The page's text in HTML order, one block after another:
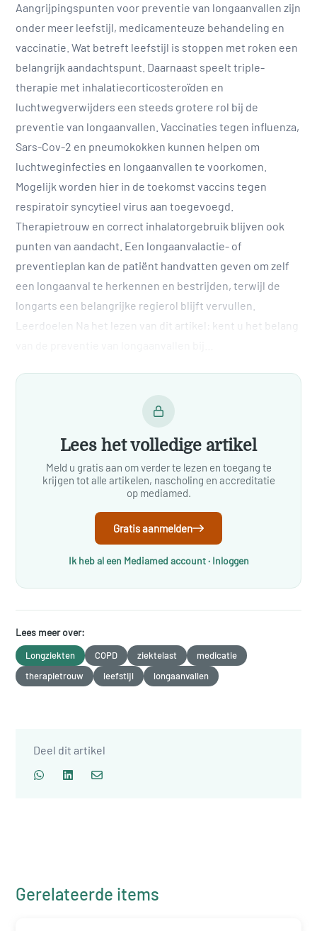
Aangrijpingspunten voor preventie van longaanvallen zijn
onder meer leefstijl, medicamenteuze behandeling en
vaccinatie. Wat betreft leefstijl is stoppen met roken een
belangrijk aandachtspunt. Daarnaast speelt triple-
therapie met inhalatiecorticosteroïden en
luchtwegverwijders een steeds grotere rol bij de
preventie van longaanvallen. Vaccinaties tegen influenza,
Sars-Cov-2 en pneumokokken kunnen helpen om
luchtweginfecties en longaanvallen te voorkomen.
Mogelijk worden hier in de toekomst vaccins tegen
respiratoir syncytieel virus aan toegevoegd.
Therapietrouw en correct inhalatorgebruik blijven ook
punten van aandacht. Een longaanvalactie- of
preventieplan kan de patiënt handvatten geven om zelf
een longaanval te herkennen en bestrijden, terwijl de
longarts een belangrijke regierol blijft vervullen.
Leerdoelen Na het lezen van dit artikel: kent u het belang
Lees het volledige artikel
Meld u gratis aan om verder te lezen en toegang te
krijgen tot alle artikelen, nascholing en accreditatie
op mediamed.
Gratis aanmelden
Ik heb al een Mediamed account · Inloggen
Lees meer over:
Longziekten COPD ziektelast
medicatie
therapietrouw
leefstijl longaanvallen
Deel dit artikel
Gerelateerde items